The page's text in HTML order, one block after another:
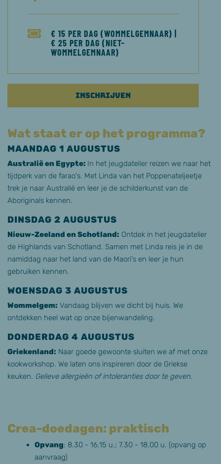
€ 15 PER DAG (WOMMELGEMNAAR) |
€ 25 PER DAG (NIET-
WOMMELGEMNAAR)
Inschrijven
Wat staat er op het programma?
MAANDAG 1 AUGUSTUS
Australië en Egypte: In het jeugdatelier reizen we naar het
tijdperk van de farao's. Met Linda van het Poppenateljeetje
trek je naar Australië en leer je de schilderkunst van de
Aboriginals kennen.
DINSDAG 2 AUGUSTUS
Nieuw-Zeeland en Schotland: Ontdek in het jeugdatelier
de Highlands van Schotland. Samen met Linda reis je in de
namiddag naar het land van de Maori's en leer je hun
gebruiken kennen.
WOENSDAG 3 AUGUSTUS
Wommelgem: Vandaag blijven we dicht bij huis. We
ontdekken heel wat op onze bijenwandeling.
DONDERDAG 4 AUGUSTUS
Griekenland: Naar goede gewoonte sluiten we af met onze
kookworkshop. We laten ons inspireren door de Griekse
keuken. Gelieve allergieën of intoleranties door te geven.
Crea-doedagen: praktisch
Opvang: 8.30 - 16.15 u.; 7.30 - 18.00 u. (opvang op
aanvraag)